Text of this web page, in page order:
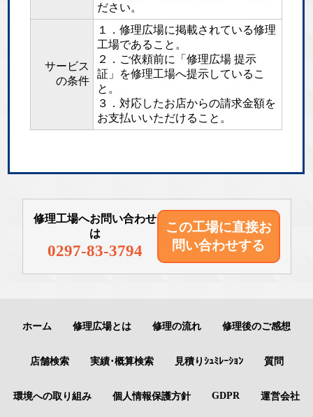
ださい。
サービス
の条件
１．修理広場に掲載されている修理
工場であること。
２．ご依頼前に「修理広場 提示
証」を修理工場へ提示しているこ
と。
３．対応したお店からの請求金額を
お支払いいただけること。
修理工場へお問い合わせ
は
0297-83-3794
この工場に直接お
問い合わせする
ホーム 修理広場とは 修理の流れ 修理後のご感想
店舗検索 実績･概算検索 見積りｼｭﾐﾚｰｼｮﾝ 質問
環境への取り組み 個人情報保護方針 GDPR 運営会社